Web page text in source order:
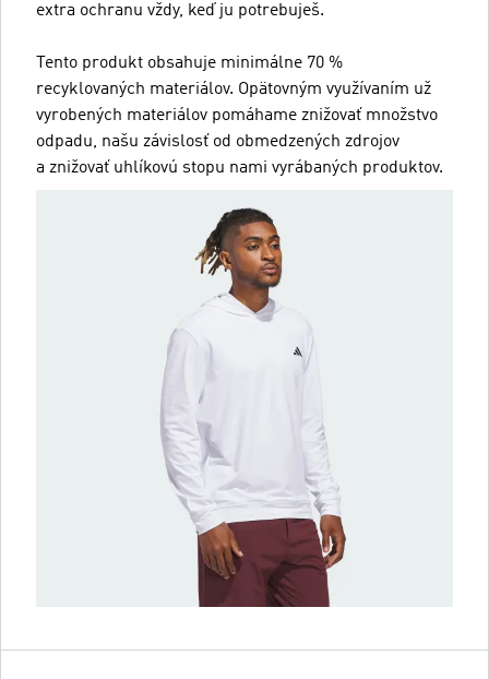
extra ochranu vždy, keď ju potrebuješ.
Tento produkt obsahuje minimálne 70 %
recyklovaných materiálov. Opätovným využívaním už
vyrobených materiálov pomáhame znižovať množstvo
odpadu, našu závislosť od obmedzených zdrojov
a znižovať uhlíkovú stopu nami vyrábaných produktov.